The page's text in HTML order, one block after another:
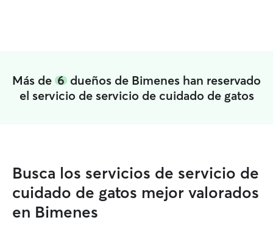
Más de 6 dueños de Bimenes han reservado
el servicio de servicio de cuidado de gatos
Busca los servicios de servicio de
cuidado de gatos mejor valorados
en Bimenes